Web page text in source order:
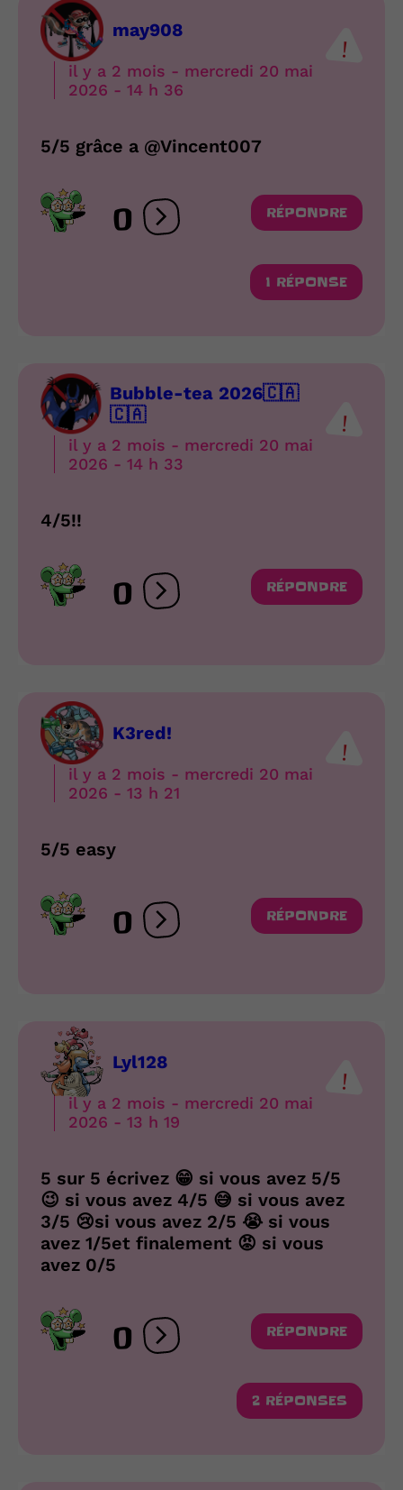
may908
il y a 2 mois - mercredi 20 mai
2026 - 14 h 36
5/5 grâce a @Vincent007
0 Ouvrir les réactions
RÉPONDRE
1 RÉPONSE
Bubble-tea 2026🇨🇦
🇨🇦
il y a 2 mois - mercredi 20 mai
2026 - 14 h 33
4/5!!
0 Ouvrir les réactions
RÉPONDRE
K3red!
il y a 2 mois - mercredi 20 mai
2026 - 13 h 21
5/5 easy
0 Ouvrir les réactions
RÉPONDRE
Lyl128
il y a 2 mois - mercredi 20 mai
2026 - 13 h 19
5 sur 5 écrivez 😁 si vous avez 5/5
😉 si vous avez 4/5 😅 si vous avez
3/5 😢si vous avez 2/5 😭 si vous
avez 1/5et finalement 😡 si vous
avez 0/5
0 Ouvrir les réactions
RÉPONDRE
2 RÉPONSES